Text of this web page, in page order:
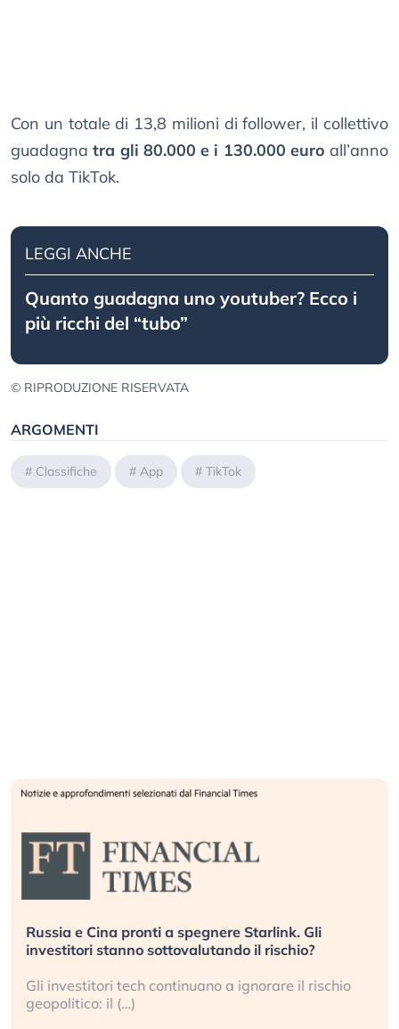
Con un totale di 13,8 milioni di follower, il collettivo
guadagnatra gli 80.000 e i 130.000 euro all’anno
solo da TikTok.
LEGGI ANCHE
Quanto guadagna uno youtuber? Ecco i
più ricchi del “tubo”
© RIPRODUZIONE RISERVATA
ARGOMENTI
# Classifiche # App # TikTok
Russia e Cina pronti a spegnere Starlink. Gli
investitori stanno sottovalutando il rischio?
Gli investitori tech continuano a ignorare il rischio
geopolitico: il (…)